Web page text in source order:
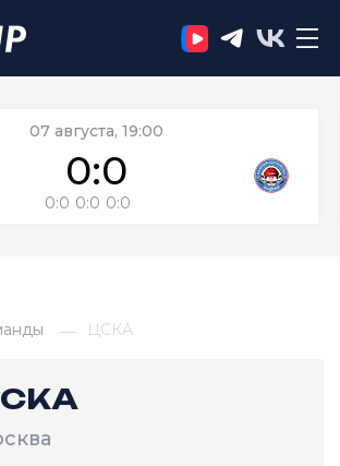
07 августа, 19:00
0:0
0:0 0:0 0:0
ЦСКА